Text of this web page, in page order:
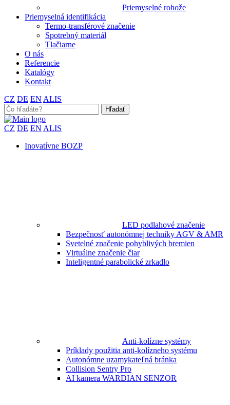
Priemyselné rohože
Priemyselná identifikácia
Termo-transférové značenie
Spotrebný materiál
Tlačiarne
O nás
Referencie
Katalógy
Kontakt
CZ DE EN ALIS
Search
for:
CZ DE EN ALIS
Inovatívne BOZP
LED podlahové značenie
Bezpečnosť autonómnej techniky AGV & AMR
Svetelné značenie pohyblivých bremien
Virtuálne značenie čiar
Inteligentné parabolické zrkadlo
Anti-kolízne systémy
Príklady použitia anti-kolízneho systému
Autonómne uzamykateľná bránka
Collision Sentry Pro
AI kamera WARDIAN SENZOR